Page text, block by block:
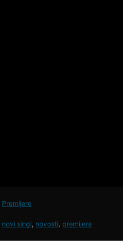
Premijere
novi singl, novosti, premijera